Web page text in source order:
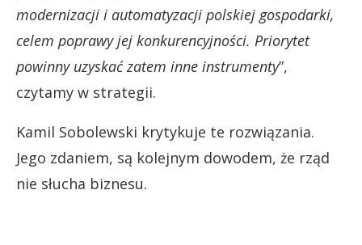
modernizacji i automatyzacji polskiej gospodarki,
celem poprawy jej konkurencyjności. Priorytet
powinny uzyskać zatem inne instrumenty”,
czytamy w strategii.
Kamil Sobolewski krytykuje te rozwiązania.
Jego zdaniem, są kolejnym dowodem, że rząd
nie słucha biznesu.